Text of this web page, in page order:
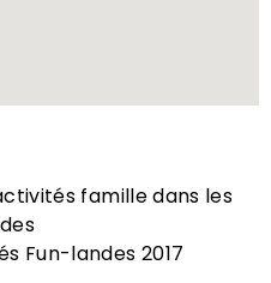
famille dans les
Fun-landes 2017